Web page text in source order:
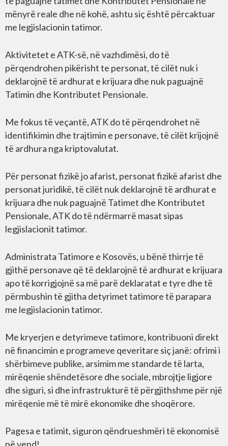
mënyrë reale dhe në kohë, ashtu siç është përcaktuar
me legjislacionin tatimor.
Aktivitetet e ATK-së, në vazhdimësi, do të
përqendrohen pikërisht te personat, të cilët nuk i
deklarojnë të ardhurat e krijuara dhe nuk paguajnë
Tatimin dhe Kontributet Pensionale.
Me fokus të veçantë, ATK do të përqendrohet në
identifikimin dhe trajtimin e personave, të cilët krijojnë
të ardhura nga kriptovalutat.
Për personat fizikë jo afarist, personat fizikë afarist dhe
personat juridikë, të cilët nuk deklarojnë të ardhurat e
krijuara dhe nuk paguajnë Tatimet dhe Kontributet
Pensionale, ATK do të ndërmarrë masat sipas
legjislacionit tatimor.
Administrata Tatimore e Kosovës, u bënë thirrje të
gjithë personave që të deklarojnë të ardhurat e krijuara
apo të korrigjojnë sa më parë deklaratat e tyre dhe të
përmbushin të gjitha detyrimet tatimore të parapara
me legjislacionin tatimor.
Me kryerjen e detyrimeve tatimore, kontribuoni direkt
në financimin e programeve qeveritare siç janë: ofrimi i
shërbimeve publike, arsimim me standarde të larta,
mirëqenie shëndetësore dhe sociale, mbrojtje ligjore
dhe siguri, si dhe infrastrukturë të përgjithshme për një
mirëqenie më të mirë ekonomike dhe shoqërore.
Pagesa e tatimit, siguron qëndrueshmëri të ekonomisë